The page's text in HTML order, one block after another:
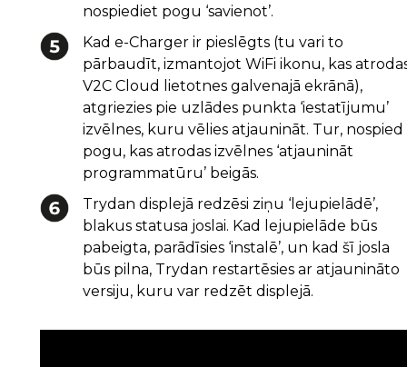
nospiediet pogu ‘savienot’.
Kad e-Charger ir pieslēgts (tu vari to
pārbaudīt, izmantojot WiFi ikonu, kas
V2C Cloud lietotnes galvenajā ekrānā),
atgriezies pie uzlādes punkta ‘iestatījumu’
izvēlnes, kuru vēlies atjaunināt. Tur, nospied
pogu, kas atrodas izvēlnes ‘atjaunināt
programmatūru’ beigās.
Trydan displejā redzēsi ziņu ‘lejupielādē’,
blakus statusa joslai. Kad lejupielāde būs
pabeigta, parādīsies ‘instalē’, un kad šī josla
būs pilna, Trydan restartēsies ar atjaunināto
versiju, kuru var redzēt displejā.